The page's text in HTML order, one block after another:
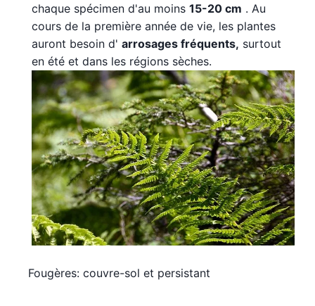
chaque spécimen d'au moins 15-20 cm . Au
cours de la première année de vie, les plantes
auront besoin d' arrosages fréquents, surtout
en été et dans les régions sèches.
Fougères: couvre-sol et persistant